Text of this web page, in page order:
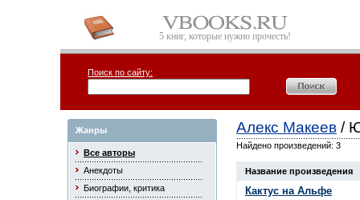
5 книг, которые нужно прочесть!
Поиск по сайту:
Жанры
Все авторы
Анекдоты
Биографии, критика
Алекс Макеев /
Найдено произведений: 3
Название произведения
Кактус на Альфе